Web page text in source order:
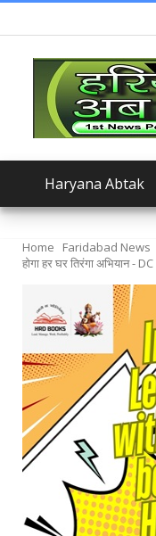
Haryana Abtak
Home Faridabad News
होगा हर घर तिरंगा अभियान - DC